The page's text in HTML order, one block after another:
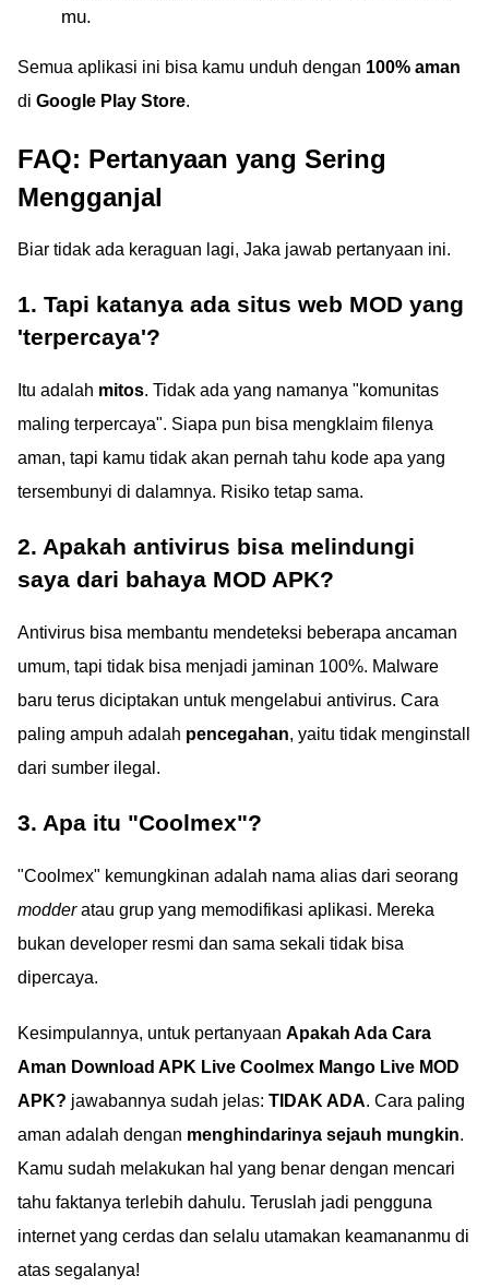
mu.
Semua aplikasi ini bisa kamu unduh dengan 100% aman
di Google Play Store.
FAQ: Pertanyaan yang Sering
Mengganjal
Biar tidak ada keraguan lagi, Jaka jawab pertanyaan ini.
1. Tapi katanya ada situs web MOD yang
'terpercaya'?
Itu adalah mitos. Tidak ada yang namanya "komunitas
maling terpercaya". Siapa pun bisa mengklaim filenya
aman, tapi kamu tidak akan pernah tahu kode apa yang
tersembunyi di dalamnya. Risiko tetap sama.
2. Apakah antivirus bisa melindungi
saya dari bahaya MOD APK?
Antivirus bisa membantu mendeteksi beberapa ancaman
umum, tapi tidak bisa menjadi jaminan 100%. Malware
baru terus diciptakan untuk mengelabui antivirus. Cara
paling ampuh adalah pencegahan, yaitu tidak menginstall
dari sumber ilegal.
3. Apa itu "Coolmex"?
"Coolmex" kemungkinan adalah nama alias dari seorang
modderatau grup yang memodifikasi aplikasi. Mereka
bukan developer resmi dan sama sekali tidak bisa
dipercaya.
Kesimpulannya, untuk pertanyaan Apakah Ada Cara
Aman Download APK Live Coolmex Mango Live MOD
APK? jawabannya sudah jelas: TIDAK ADA. Cara paling
aman adalah dengan menghindarinya sejauh mungkin.
Kamu sudah melakukan hal yang benar dengan mencari
tahu faktanya terlebih dahulu. Teruslah jadi pengguna
internet yang cerdas dan selalu utamakan keamananmu di
atas segalanya!